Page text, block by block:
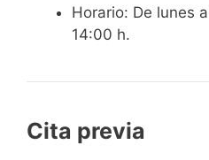
Horario: De lunes
14:00 h.
Cita previa